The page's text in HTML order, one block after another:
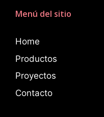
Menú del sitio
Home
Productos
Proyectos
Contacto